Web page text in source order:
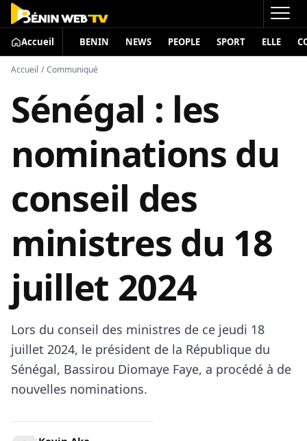
Accueil BENIN NEWS PEOPLE SPORT ELLE
Accueil / Communiqué
Sénégal : les
nominations du
conseil des
ministres du 18
juillet 2024
Lors du conseil des ministres de ce jeudi 18
juillet 2024, le président de la République du
Sénégal, Bassirou Diomaye Faye, a procédé à de
nouvelles nominations.